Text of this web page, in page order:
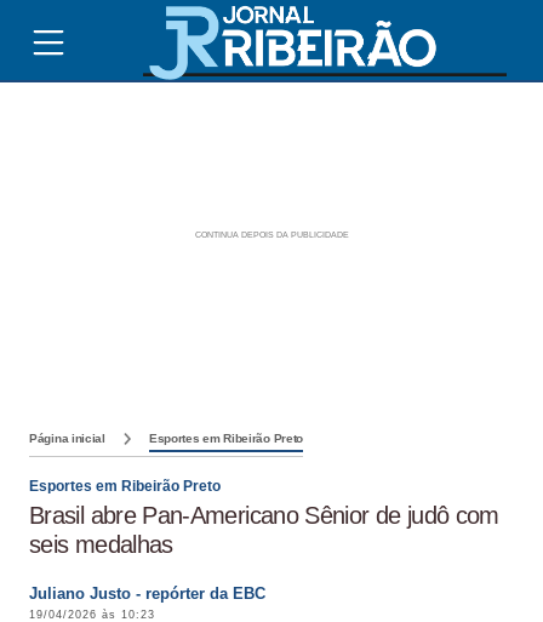
Página inicial Esportes em Ribeirão Preto
Esportes em Ribeirão Preto
Brasil abre Pan-Americano Sênior de judô com
seis medalhas
Juliano Justo - repórter da EBC
19/04/2026 às 10:23